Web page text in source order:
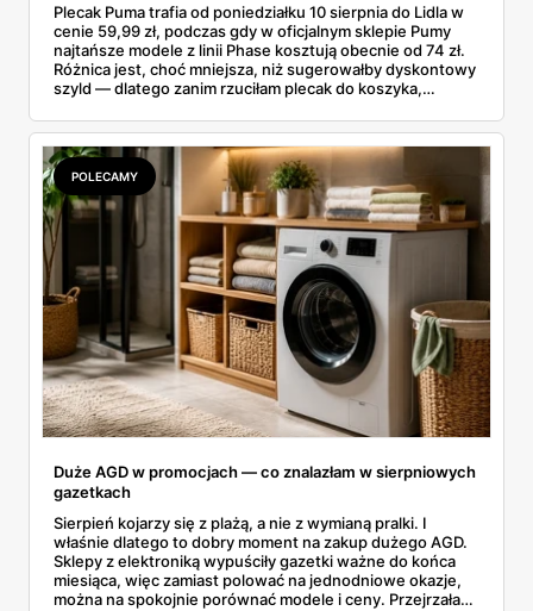
Plecak Puma trafia od poniedziałku 10 sierpnia do Lidla w
cenie 59,99 zł, podczas gdy w oficjalnym sklepie Pumy
najtańsze modele z linii Phase kosztują obecnie od 74 zł.
Różnica jest, choć mniejsza, niż sugerowałby dyskontowy
szyld — dlatego zanim rzuciłam plecak do koszyka,
rozpiska: co dokładnie sprzedaje Lidl, ile kosztują
odpowiedniki u producenta i komu ten zakup naprawdę
się opłaci.
POLECAMY
Duże AGD w promocjach — co znalazłam w sierpniowych
gazetkach
Sierpień kojarzy się z plażą, a nie z wymianą pralki. I
właśnie dlatego to dobry moment na zakup dużego AGD.
Sklepy z elektroniką wypuściły gazetki ważne do końca
miesiąca, więc zamiast polować na jednodniowe okazje,
można na spokojnie porównać modele i ceny. Przejrzałam